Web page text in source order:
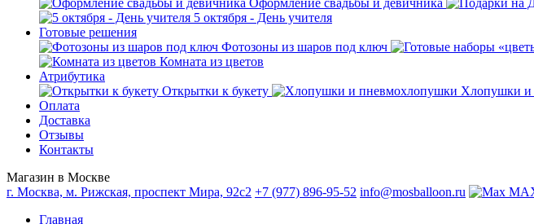
Оформление свадьбы и девичника
5 октября - День учителя
Готовые решения
Фотозоны из шаров под ключ
Комната из цветов
Атрибутика
Открытки к букету
Хлопушки и
Оплата
Доставка
Отзывы
Контакты
Магазин в Москве
г. Москва, м. Рижская, проспект Мира, 92с2 +7 (977) 896-95-52 info@mosballoon.ru
Главная